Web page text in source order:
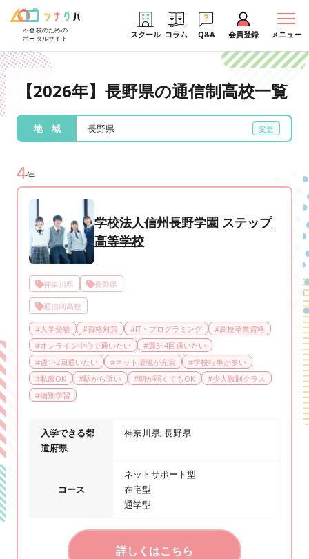
不登校のための
ポータルサイト
スクール コラム Q&A 会員登録 メニュー
【2026年】長野県の通信制高校一覧
地 域 長野県
4件
学校法人信州長野学園 ステップ
高等学校
神奈川県 長野県
通信制高校
#大学受験 #資格対策 #IT・プログラミング #高校卒業資格
#オンライン中心で通いたい #週3~4回通いたい
#週1~2回通いたい #ネット環境が充実 #学校行事が多い
#私服OK #駅から近い #朝が弱くてもOK #少人数制クラス
#個別学習
入学できる都
道府県
神奈川県, 長野県
コース
ネットサポート型
在宅型
通学型
詳しくはこちら